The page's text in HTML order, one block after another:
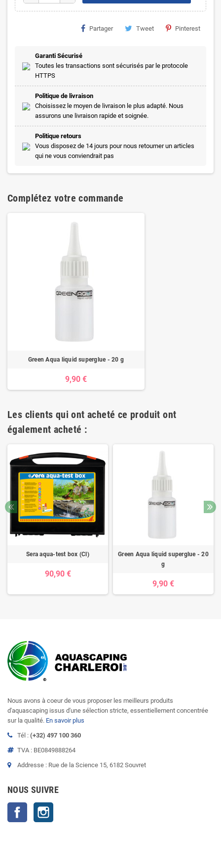
Partager Tweet Pinterest
Garanti Sécurisé
Toutes les transactions sont sécurisés par le protocole
HTTPS
Politique de livraison
Choisissez le moyen de livraison le plus adapté. Nous
assurons une livraison rapide et soignée.
Politique retours
Vous disposez de 14 jours pour nous retourner un articles
qui ne vous conviendrait pas
Complétez votre commande
Green Aqua liquid superglue - 20 g
9,90 €
Les clients qui ont acheté ce produit ont
également acheté :
Sera aqua-test box (Cl)
90,90 €
Green Aqua liquid superglue - 20
g
9,90 €
Nous avons à coeur de vous proposer les meilleurs produits
d'aquascaping issus d'une sélection stricte, essentiellement concentrée
sur la qualité. En savoir plus
Tél : (+32) 497 100 360
TVA : BE0849888264
Addresse : Rue de la Science 15, 6182 Souvret
NOUS SUIVRE
Facebook